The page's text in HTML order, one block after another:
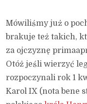
Mówiliśmy już o
brakuje też takich,
za ojczyznę
Otóż jeśli wierzyć
rozpoczynali rok 1
Karol IX (nota bene